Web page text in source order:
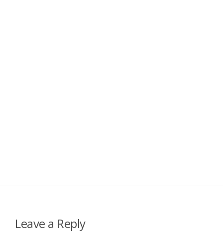
Leave a Reply